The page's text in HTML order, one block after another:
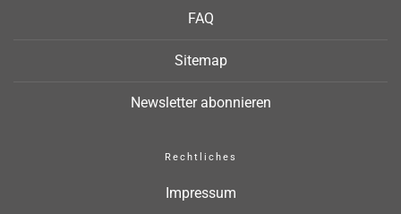
FAQ
Sitemap
Newsletter abonnieren
Rechtliches
Impressum